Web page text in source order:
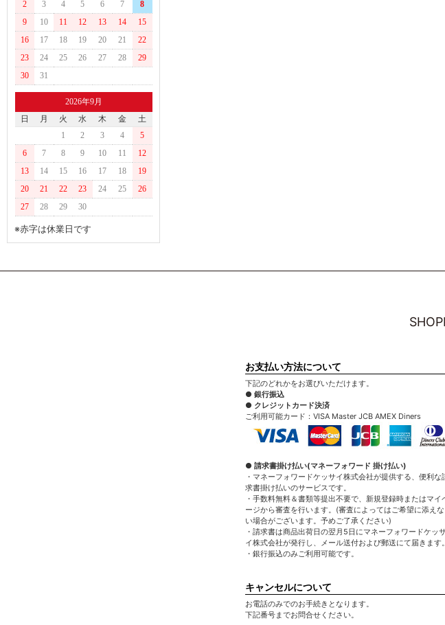
2
3 4 5 6 7
8
9
10 11 12 13 14
15
16
17 18 19 20 21
22
23
24 25 26 27 28
29
30
31
2026年9月
日
月 火 水 木 金
土
1
2 3 4
5
6
7 8 9 10 11
12
13
14 15 16 17 18
19
20
21 22 23 24 25
26
27
28 29 30
※赤字は休業日です
お支払い方法について
下記のどれかをお選びいただけます。
● 銀行振込
● クレジットカード決済
ご利用可能カード：VISA Master JCB AMEX Diners
● 請求書掛け払い(マネーフォワード 掛け払い)
・マネーフォワードケッサイ株式会社が提供する、便利な
求書掛け払いのサービスです。
・手数料無料＆書類等提出不要で、新規登録時またはマイ
ージから審査を行います。(審査によってはご希望に添えな
い場合がございます。予めご了承ください)
・請求書は商品出荷日の翌月5日にマネーフォワードケッ
イ株式会社が発行し、メール送付および郵送にて届きます。
・銀行振込のみご利用可能です。
キャンセルについて
お電話のみでのお手続きとなります。
下記番号までお問合せください。